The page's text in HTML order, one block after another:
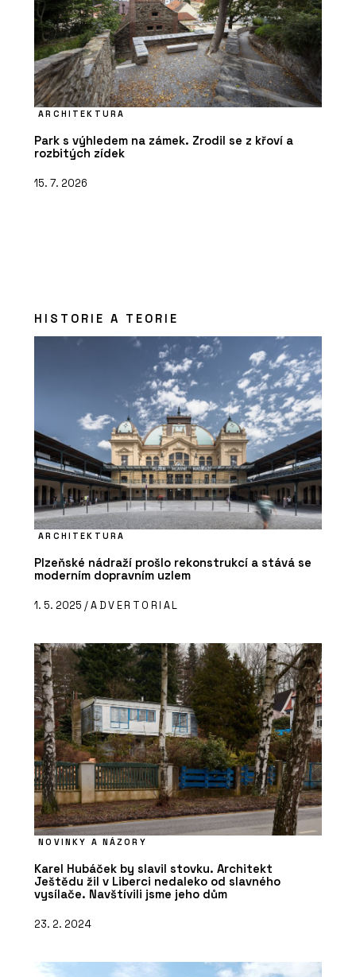
ARCHITEKTURA
Park s výhledem na zámek. Zrodil se z křoví a
rozbitých zídek
15. 7. 2026
HISTORIE A TEORIE
ARCHITEKTURA
Plzeňské nádraží prošlo rekonstrukcí a stává se
moderním dopravním uzlem
1. 5. 2025 /ADVERTORIAL
NOVINKY A NÁZORY
Karel Hubáček by slavil stovku. Architekt
Ještědu žil v Liberci nedaleko od slavného
vysílače. Navštívili jsme jeho dům
23. 2. 2024